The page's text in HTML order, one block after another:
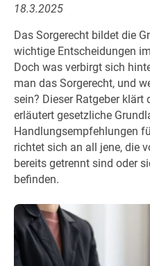
18.3.2025
Das Sorgerecht bildet die
wichtige Entscheidungen
Doch was verbirgt sich
man das Sorgerecht, und
sein? Dieser Ratgeber klärt
erläutert gesetzliche
Handlungsempfehlungen
richtet sich an all jene, die
bereits getrennt sind oder
befinden.